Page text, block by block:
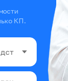
КП.